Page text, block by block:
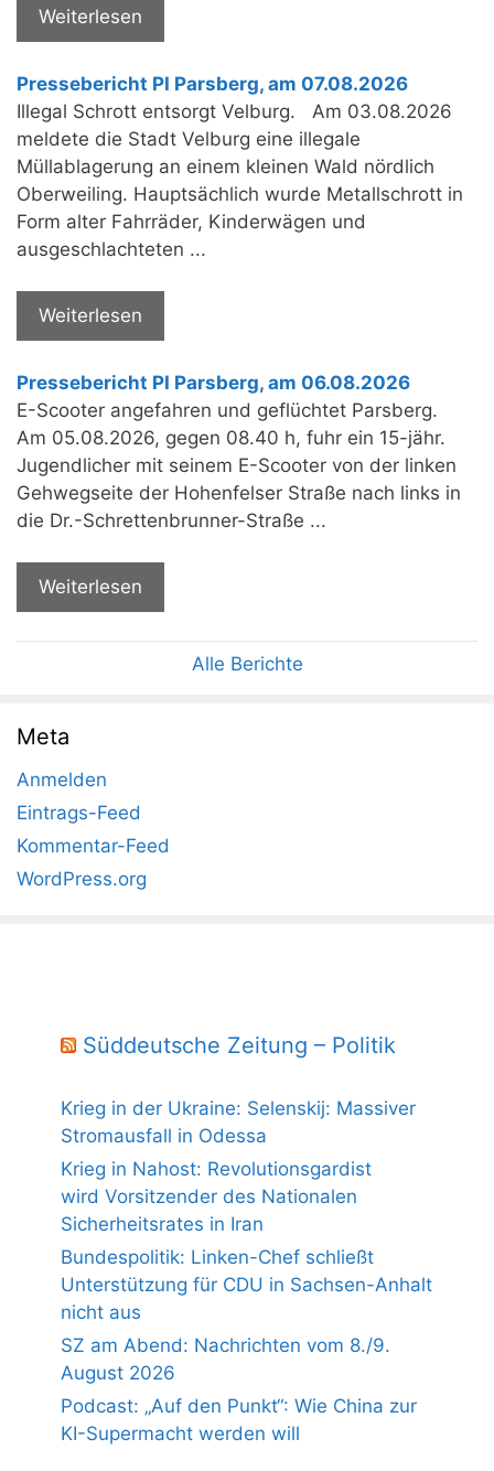
Weiterlesen
Pressebericht PI Parsberg, am 07.08.2026
Illegal Schrott entsorgt Velburg. Am 03.08.2026
meldete die Stadt Velburg eine illegale
Müllablagerung an einem kleinen Wald nördlich
Oberweiling. Hauptsächlich wurde Metallschrott in
Form alter Fahrräder, Kinderwägen und
ausgeschlachteten ...
Weiterlesen
Pressebericht PI Parsberg, am 06.08.2026
E-Scooter angefahren und geflüchtet Parsberg.
Am 05.08.2026, gegen 08.40 h, fuhr ein 15-jähr.
Jugendlicher mit seinem E-Scooter von der linken
Gehwegseite der Hohenfelser Straße nach links in
die Dr.-Schrettenbrunner-Straße ...
Weiterlesen
Alle Berichte
Meta
Anmelden
Eintrags-Feed
Kommentar-Feed
WordPress.org
Süddeutsche Zeitung – Politik
Krieg in der Ukraine: Selenskij: Massiver
Stromausfall in Odessa
Krieg in Nahost: Revolutionsgardist
wird Vorsitzender des Nationalen
Sicherheitsrates in Iran
Bundespolitik: Linken-Chef schließt
Unterstützung für CDU in Sachsen-Anhalt
nicht aus
SZ am Abend: Nachrichten vom 8./9.
August 2026
Podcast: „Auf den Punkt“: Wie China zur
KI-Supermacht werden will